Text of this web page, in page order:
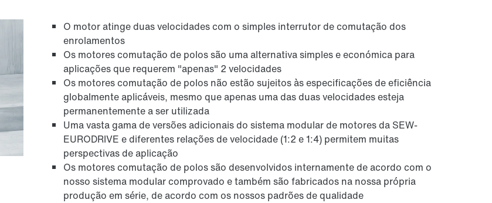
Controle de freio
Sistemas de encoder Outras características adicionais
O motor atinge duas velocidades com o simples interrutor de comutação dos
enrolamentos
Os motores comutação de polos são uma alternativa simples e económica para
aplicações que requerem "apenas" 2 velocidades
Os motores comutação de polos não estão sujeitos às especificações de eficiência
globalmente aplicáveis, mesmo que apenas uma das duas velocidades esteja
permanentemente a ser utilizada
Uma vasta gama de versões adicionais do sistema modular de motores da SEW-
EURODRIVE e diferentes relações de velocidade (1:2 e 1:4) permitem muitas
perspectivas de aplicação
Os motores comutação de polos são desenvolvidos internamente de acordo com o
nosso sistema modular comprovado e também são fabricados na nossa própria
produção em série, de acordo com os nossos padrões de qualidade